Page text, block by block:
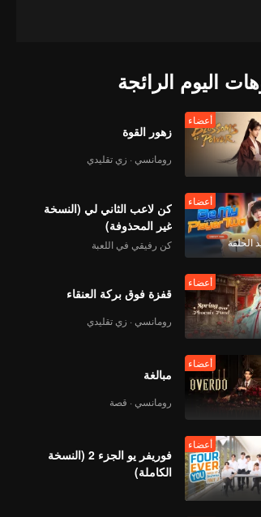
اليوم الرائجة
أعضاء
زهور القوة
رومانسي · زي تقليدي
أعضاء
كن لاعب الثاني لي (النسخة
غير المحذوفة)
كن رفيقي في اللعبة
أعضاء
قفزة فوق بركة العنقاء
رومانسي · زي تقليدي
أعضاء
مبالغة
رومانسي · قصة
أعضاء
فوريفر يو الجزء 2 (النسخة
الكاملة)